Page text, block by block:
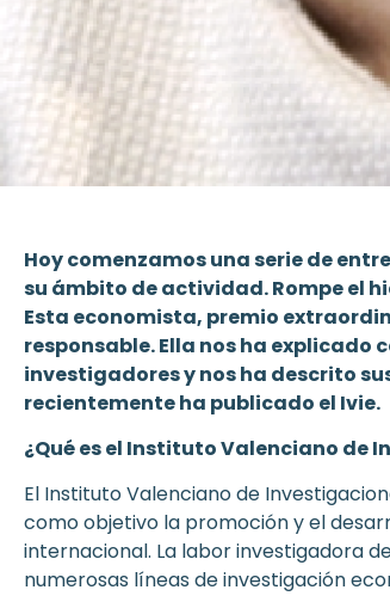
Hoy comenzamos una serie de
su ámbito de actividad. Rompe el
Esta economista, premio
responsable. Ella nos ha
investigadores y nos ha descrito
recientemente ha publicado el Ivie.
¿Qué es el Instituto Valenciano de
El Instituto Valenciano de
como objetivo la promoción y el
internacional. La labor investigadora
numerosas líneas de investigación